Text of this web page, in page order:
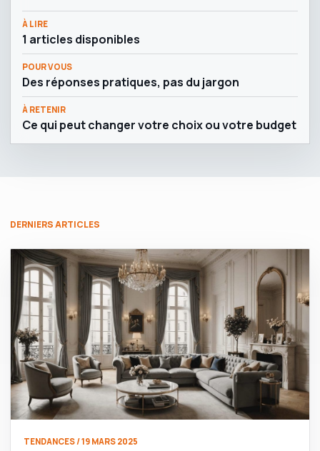
À LIRE
1 articles disponibles
POUR VOUS
Des réponses pratiques, pas du jargon
À RETENIR
Ce qui peut changer votre choix ou votre budget
DERNIERS ARTICLES
TENDANCES / 19 MARS 2025